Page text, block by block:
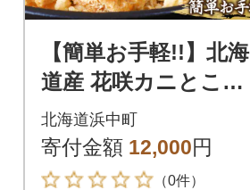
【簡単お手軽!!】北海
道産 花咲カニとこん
ぶの炊き込みご飯の
素(3合炊き×2個)_H00
08-104
北海道浜中町
寄付金額 12,000円
（0件）